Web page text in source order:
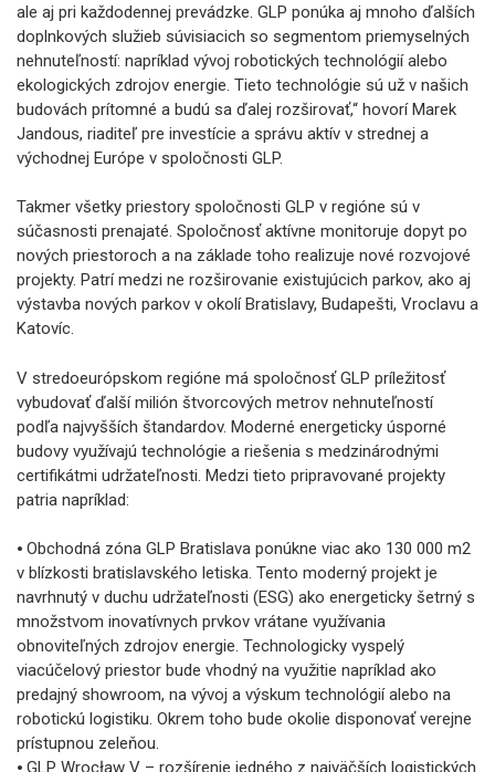
ale aj pri každodennej prevádzke. GLP ponúka aj mnoho ďalších
doplnkových služieb súvisiacich so segmentom priemyselných
nehnuteľností: napríklad vývoj robotických technológií alebo
ekologických zdrojov energie. Tieto technológie sú už v našich
budovách prítomné a budú sa ďalej rozširovať,“ hovorí Marek
Jandous, riaditeľ pre investície a správu aktív v strednej a
východnej Európe v spoločnosti GLP.
Takmer všetky priestory spoločnosti GLP v regióne sú v
súčasnosti prenajaté. Spoločnosť aktívne monitoruje dopyt po
nových priestoroch a na základe toho realizuje nové rozvojové
projekty. Patrí medzi ne rozširovanie existujúcich parkov, ako aj
výstavba nových parkov v okolí Bratislavy, Budapešti, Vroclavu a
Katovíc.
V stredoeurópskom regióne má spoločnosť GLP príležitosť
vybudovať ďalší milión štvorcových metrov nehnuteľností
podľa najvyšších štandardov. Moderné energeticky úsporné
budovy využívajú technológie a riešenia s medzinárodnými
certifikátmi udržateľnosti. Medzi tieto pripravované projekty
patria napríklad:
⦁ Obchodná zóna GLP Bratislava ponúkne viac ako 130 000 m2
v blízkosti bratislavského letiska. Tento moderný projekt je
navrhnutý v duchu udržateľnosti (ESG) ako energeticky šetrný s
množstvom inovatívnych prvkov vrátane využívania
obnoviteľných zdrojov energie. Technologicky vyspelý
viacúčelový priestor bude vhodný na využitie napríklad ako
predajný showroom, na vývoj a výskum technológií alebo na
robotickú logistiku. Okrem toho bude okolie disponovať verejne
prístupnou zeleňou.
⦁ GLP Wrocław V – rozšírenie jedného z najväčších logistických